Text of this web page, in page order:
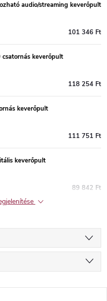
audio/streaming keverőpult
101 346 Ft
keverőpult
118 254 Ft
keverőpult
111 751 Ft
keverőpult
89 842 Ft